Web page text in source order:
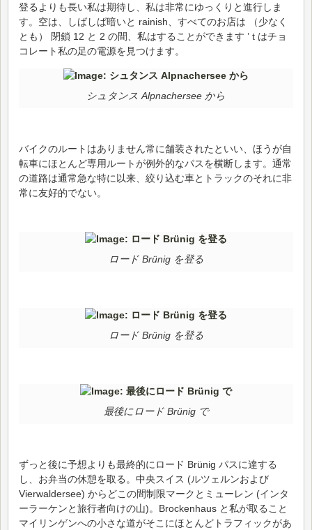
登るよりも長い私は期待し、私は非常にゆっくりと進行しま
す。空は、しばしば暗いと rainish、すべてのお店は （少なく
とも） 閉鎖 12 と 2 の間、私はすることができます ’ t はチョ
コレート私の足の電源を見つけます。
シュタンス Alpnachersee から
バイクのルートはありません常に舗装されたといい、ほうが自
転車にほとんど専用ルートが例外的なパスを横断します。通常
の道路は通常急な特に以来、絞り込む車とトラックのそれに非
常に友好的でない。
ロード Brünig を登る
ロード Brünig を登る
最後にロード Brünig で
ずっと後に予想よりも最終的にロード Brünig パスに達する
し、お弁当の休憩を取る。中央スイス (ルツェルンおよび
Vierwaldersee) からどこの間制限マークとミューレン (インタ
ーラーケンと旅行者向けの山)。Brockenhaus と私が取ること
マイリンゲンへの小さな道がそこにほとんどトラフィックがあ